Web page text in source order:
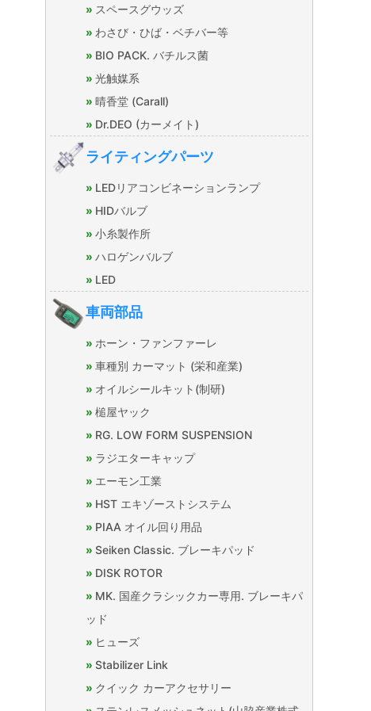
スペースグウッズ
わさび・ひば・ベチバー等
BIO PACK. バチルス菌
光触媒系
晴香堂 (Carall)
Dr.DEO (カーメイト)
ライティングパーツ
LEDリアコンビネーションランプ
HIDバルブ
小糸製作所
ハロゲンバルブ
LED
車両部品
ホーン・ファンファーレ
車種別 カーマット (栄和産業)
オイルシールキット(制研)
槌屋ヤック
RG. LOW FORM SUSPENSION
ラジエターキャップ
エーモン工業
HST エキゾーストシステム
PIAA オイル回り用品
Seiken Classic. ブレーキパッド
DISK ROTOR
MK. 国産クラシックカー専用. ブレーキパ
ッド
ヒューズ
Stabilizer Link
クイック カーアクセサリー